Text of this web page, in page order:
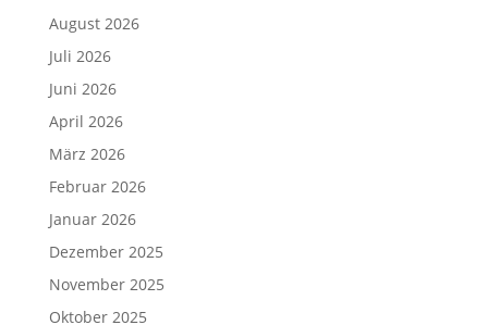
August 2026
Juli 2026
Juni 2026
April 2026
März 2026
Februar 2026
Januar 2026
Dezember 2025
November 2025
Oktober 2025